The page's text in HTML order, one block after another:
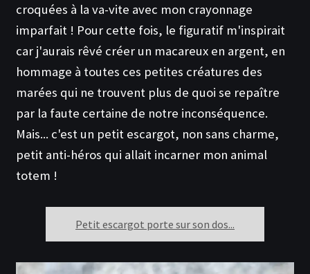
croquées à la va-vite avec mon crayonnage
imparfait ! Pour cette fois, le figuratif m'inspirait
car j'aurais rêvé créer un macareux en argent, en
hommage à toutes ces petites créatures des
marées qui ne trouvent plus de quoi se repaître
par la faute certaine de notre inconséquence.
Mais... c'est un petit escargot, non sans charme,
petit anti-héros qui allait incarner mon animal
totem !
Petit escargot porte sur son dos...